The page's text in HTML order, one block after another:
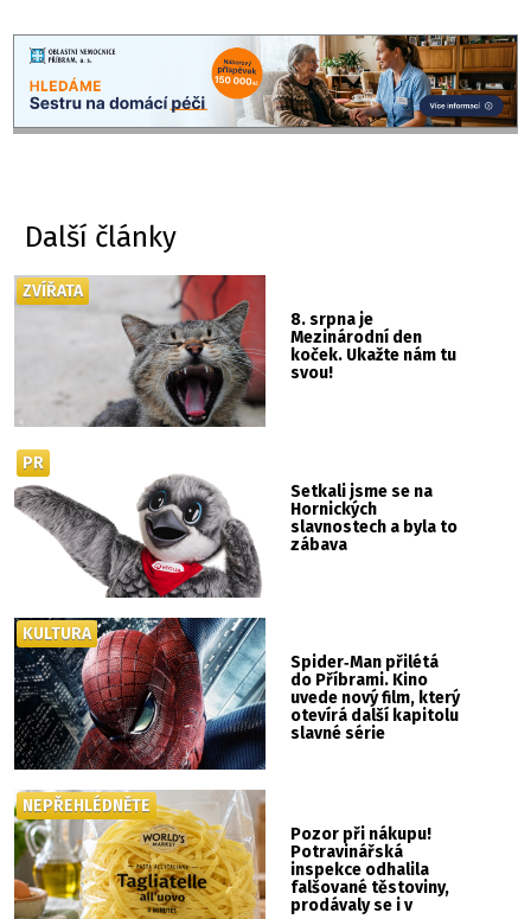
Další články
8. srpna je
Mezinárodní den
koček. Ukažte nám tu
svou!
ZVÍŘATA
Setkali jsme se na
Hornických
slavnostech a byla to
zábava
PR
Spider‑Man přilétá
do Příbrami. Kino
uvede nový film, který
otevírá další kapitolu
slavné série
KULTURA
Pozor při nákupu!
Potravinářská
inspekce odhalila
falšované těstoviny,
prodávaly se i v
NEPŘEHLÉDNĚTE